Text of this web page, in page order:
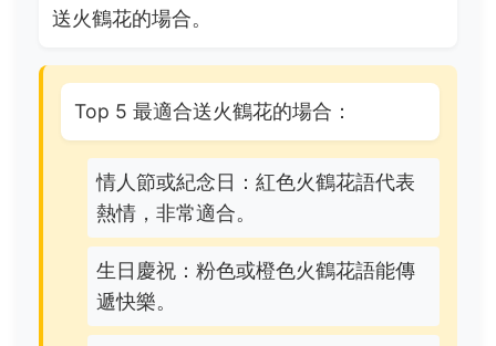
送火鶴花的場合。
Top 5 最適合送火鶴花的場合：
情人節或紀念日：紅色火鶴花語代表
熱情，非常適合。
生日慶祝：粉色或橙色火鶴花語能傳
遞快樂。